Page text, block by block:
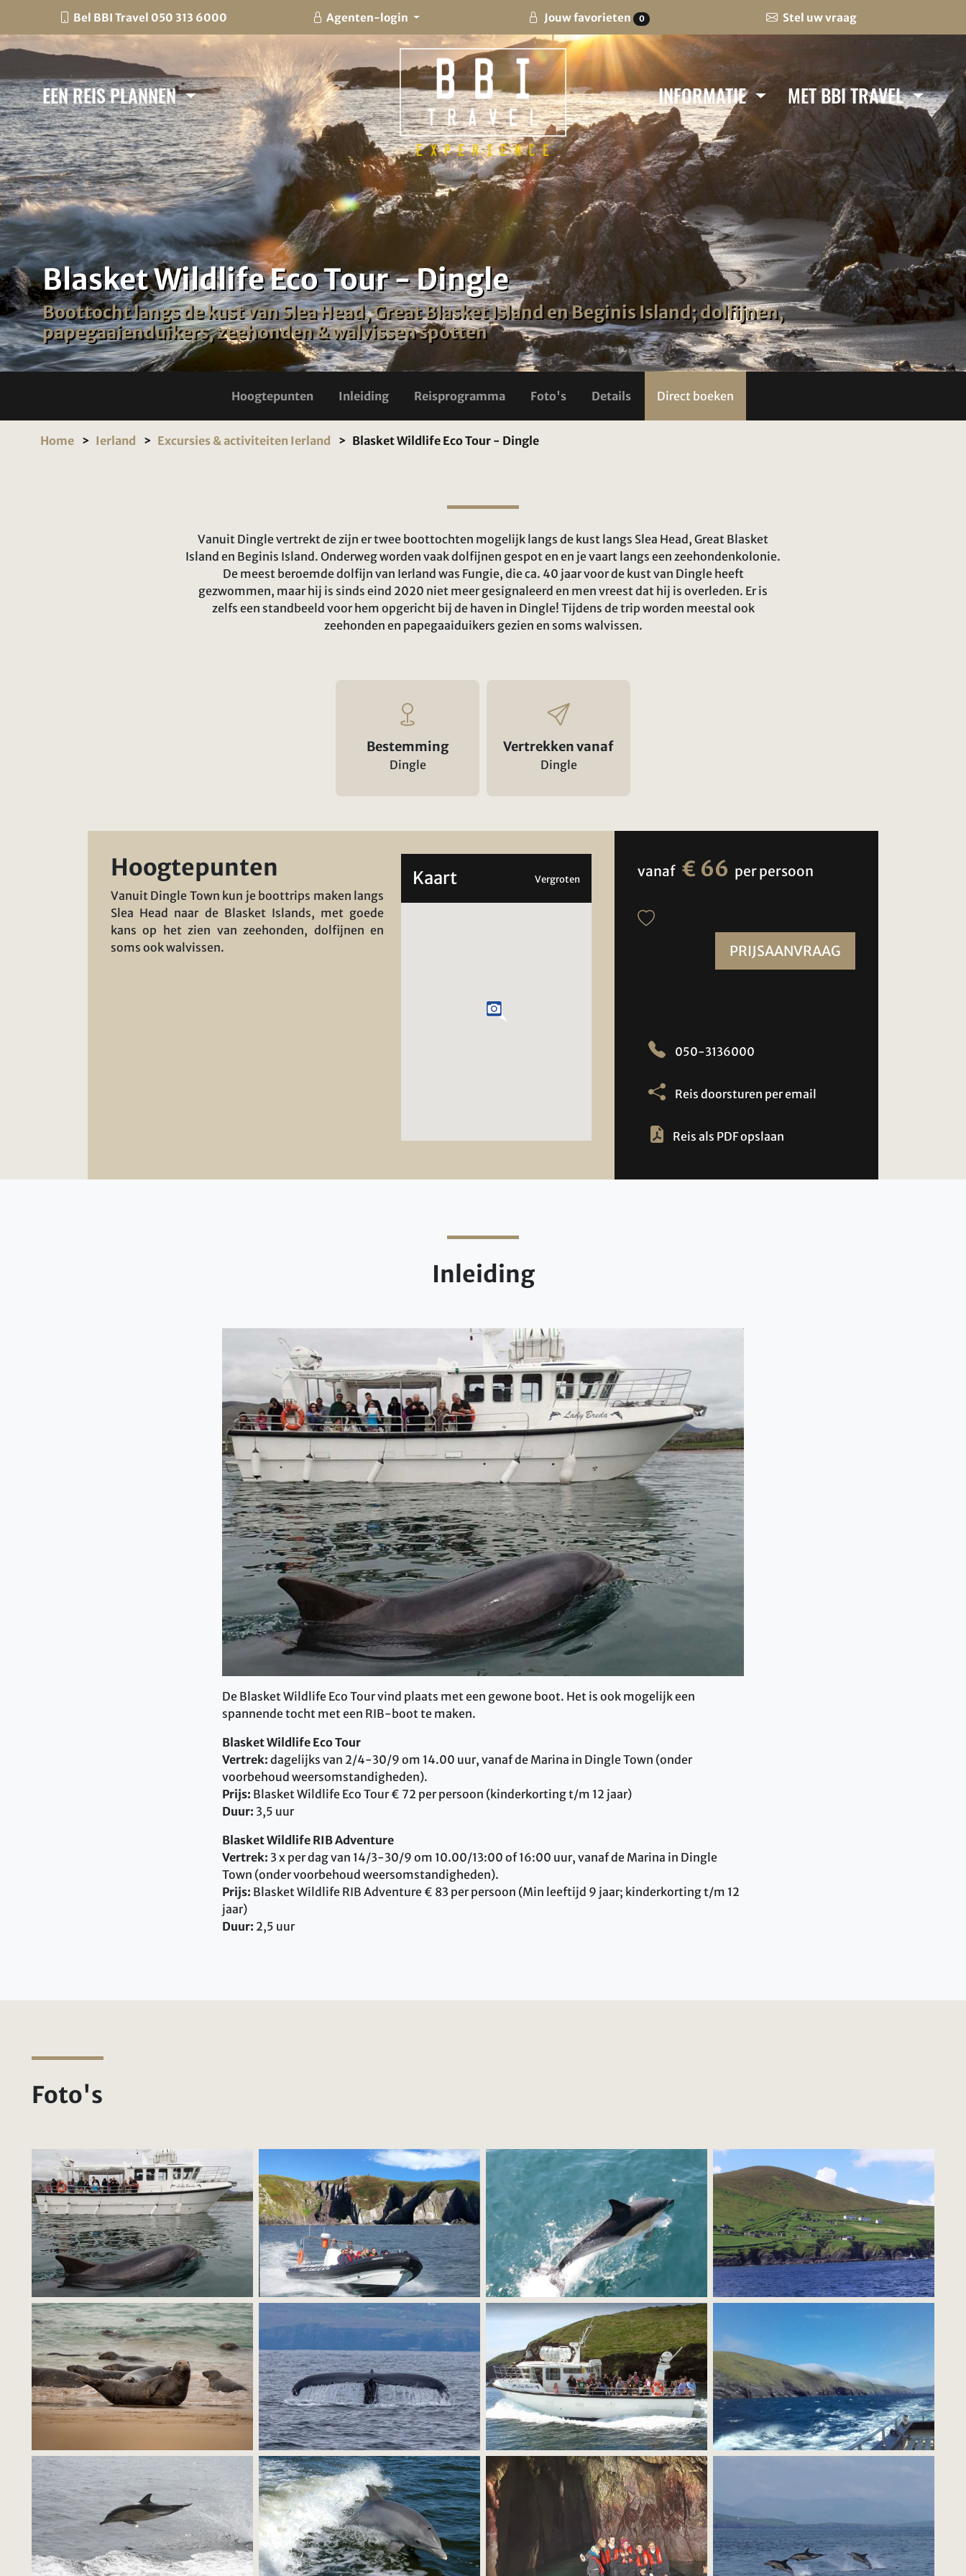
Bel BBI Travel 050 313 6000 Agenten-login Jouw favorieten 0 Stel uw vraag
EEN REIS PLANNEN INFORMATIE MET BBI TRAVEL
Blasket Wildlife Eco Tour - Dingle
Boottocht langs de kust van Slea Head, Great Blasket Island en Beginis Island; dolfijnen,
papegaaienduikers, zeehonden & walvissen spotten
Hoogtepunten Inleiding Reisprogramma Foto's Details Direct boeken
Home Ierland Excursies & activiteiten Ierland Blasket Wildlife Eco Tour - Dingle
Vanuit Dingle vertrekt de zijn er twee boottochten mogelijk langs de kust langs Slea Head, Great Blasket
Island en Beginis Island. Onderweg worden vaak dolfijnen gespot en en je vaart langs een zeehondenkolonie.
De meest beroemde dolfijn van Ierland was Fungie, die ca. 40 jaar voor de kust van Dingle heeft
gezwommen, maar hij is sinds eind 2020 niet meer gesignaleerd en men vreest dat hij is overleden. Er is
zelfs een standbeeld voor hem opgericht bij de haven in Dingle! Tijdens de trip worden meestal ook
zeehonden en papegaaiduikers gezien en soms walvissen.
Bestemming
Dingle
Vertrekken vanaf
Dingle
Hoogtepunten
Vanuit Dingle Town kun je boottrips maken langs
Slea Head naar de Blasket Islands, met goede
kans op het zien van zeehonden, dolfijnen en
soms ook walvissen.
Kaart Vergroten vanaf € 66 per persoon
PRIJSAANVRAAG
050-3136000
Reis doorsturen per email
Reis als PDF opslaan
Inleiding
De Blasket Wildlife Eco Tour vind plaats met een gewone boot. Het is ook mogelijk een
spannende tocht met een RIB-boot te maken.
Blasket Wildlife Eco Tour
Vertrek: dagelijks van 2/4-30/9 om 14.00 uur, vanaf de Marina in Dingle Town (onder
voorbehoud weersomstandigheden).
Prijs: Blasket Wildlife Eco Tour € 72 per persoon (kinderkorting t/m 12 jaar)
Duur: 3,5 uur
Blasket Wildlife RIB Adventure
Vertrek: 3 x per dag van 14/3-30/9 om 10.00/13:00 of 16:00 uur, vanaf de Marina in Dingle
Town (onder voorbehoud weersomstandigheden).
Prijs: Blasket Wildlife RIB Adventure € 83 per persoon (Min leeftijd 9 jaar; kinderkorting t/m 12
jaar)
Duur: 2,5 uur
Foto's